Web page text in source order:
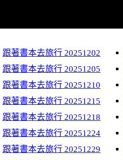
跟著書本去旅行 20251202
跟著書本去旅行 20251205
跟著書本去旅行 20251210
跟著書本去旅行 20251215
跟著書本去旅行 20251218
跟著書本去旅行 20251224
跟著書本去旅行 20251229